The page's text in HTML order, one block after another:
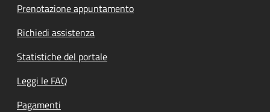
Prenotazione appuntamento
Richiedi assistenza
Statistiche del portale
Leggi le FAQ
Pagamenti